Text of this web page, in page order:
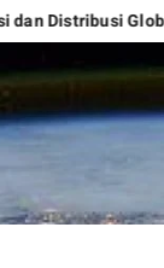
Global